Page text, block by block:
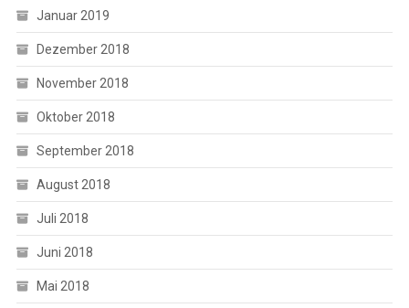
Januar 2019
Dezember 2018
November 2018
Oktober 2018
September 2018
August 2018
Juli 2018
Juni 2018
Mai 2018